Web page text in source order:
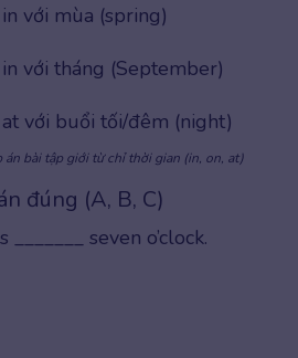
với mùa (spring)
với tháng (September)
với buổi tối/đêm (night)
án bài tập giới từ chỉ thời gian (in, on, at)
đúng (A, B, C)
seven o’clock.